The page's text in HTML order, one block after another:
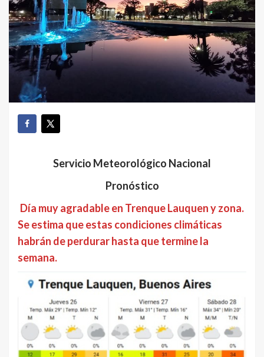
Servicio Meteorológico Nacional
Pronóstico
Día muy agradable en Trenque Lauquen y zona.
Se estima que estas condiciones climáticas
habrán de perdurar hasta que termine la
semana.